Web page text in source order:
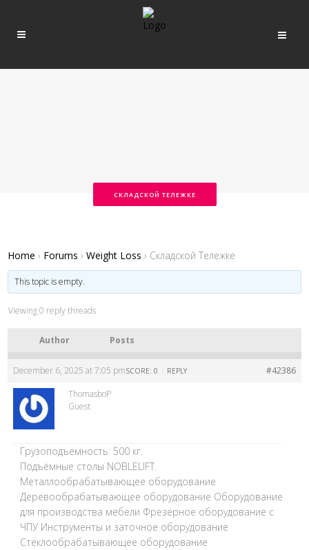
СКЛАДСКОЙ ТЕЛЕЖКЕ
Home › Forums › Weight Loss › Складской Тележке
This topic is empty.
Viewing 0 reply threads
Author Posts
December 6, 2025 at 7:05 pm #42386
SCORE: 0 REPLY
ThomasboP
Guest
Грузоподъемность: 500 кг.
Подъёмные столы NOBLELIFT.
Металлообрабатывающее оборудование
Деревообрабатывающее оборудование Оборудование
для производства мебели Фрезерное оборудование с
ЧПУ Инструменты и заточное оборудование
Стеклообрабатывающее оборудование